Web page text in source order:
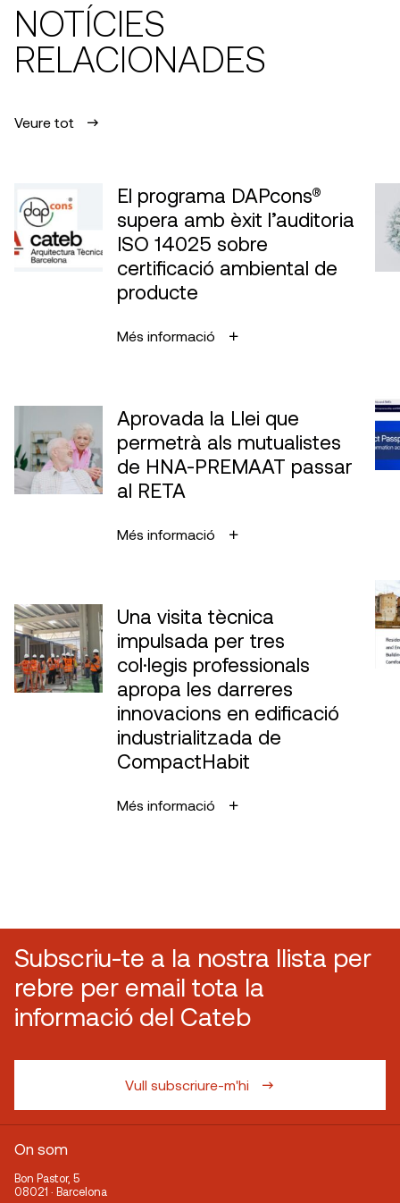
NOTÍCIES
RELACIONADES
Veure tot
El programa DAPcons®
supera amb èxit l’auditoria
ISO 14025 sobre
certificació ambiental de
producte
Més informació
Aprovada la Llei que
permetrà als mutualistes
de HNA-PREMAAT passar
al RETA
Més informació
Una visita tècnica
impulsada per tres
col·legis professionals
apropa les darreres
innovacions en edificació
industrialitzada de
CompactHabit
Més informació
Subscriu-te a la nostra llista per
rebre per email tota la
informació del Cateb
Vull subscriure-m'hi
On som
Bon Pastor, 5
08021 · Barcelona